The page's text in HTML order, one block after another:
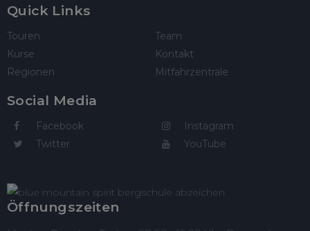
Quick Links
Touren
Kurse
Regionen
Team
Kontakt
Mitfahrzentrale
Social Media
Facebook
Twitter
Instagram
YouTube
Öffnungszeiten